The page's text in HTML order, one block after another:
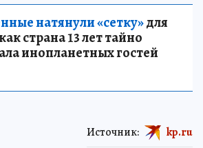
натянули «сетку»для
страна 13 лет тайно
инопланетных гостей
Источник: kp.ru